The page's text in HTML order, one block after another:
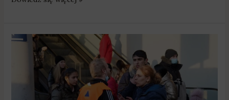
W
Wielkopolsce